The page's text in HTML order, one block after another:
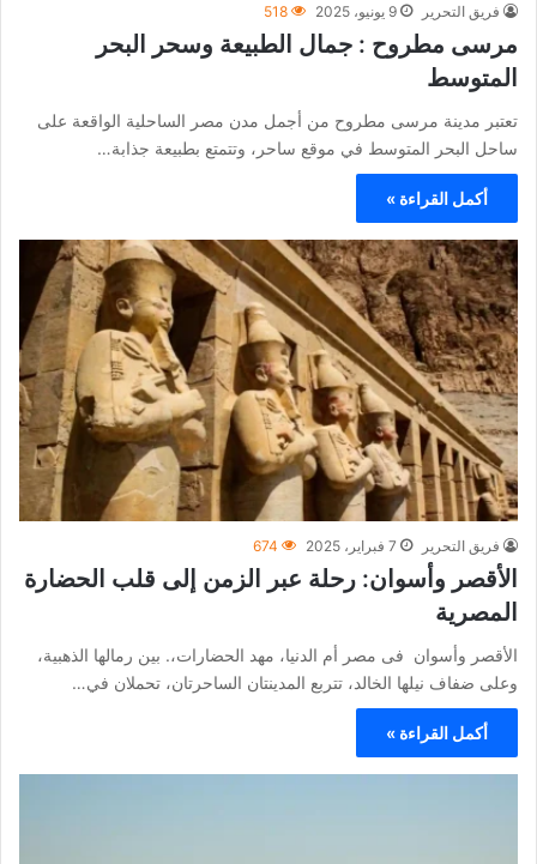
فريق التحرير 9 يونيو، 2025 518
مرسى مطروح : جمال الطبيعة وسحر البحر
المتوسط
تعتبر مدينة مرسى مطروح من أجمل مدن مصر الساحلية الواقعة على
ساحل البحر المتوسط في موقع ساحر، وتتمتع بطبيعة جذابة…
أكمل القراءة »
فريق التحرير 7 فبراير، 2025 674
الأقصر وأسوان: رحلة عبر الزمن إلى قلب الحضارة
المصرية
الأقصر وأسوان فى مصر أم الدنيا، مهد الحضارات،. بين رمالها الذهبية،
وعلى ضفاف نيلها الخالد، تتربع المدينتان الساحرتان، تحملان في…
أكمل القراءة »